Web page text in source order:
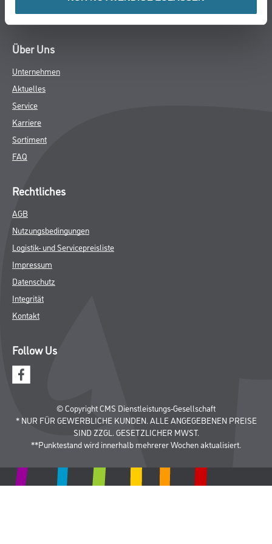
Hersteller
Über Uns
Unternehmen
Aktuelles
Service
Karriere
Sortiment
FAQ
Rechtliches
AGB
Nutzungsbedingungen
Logistik- und Servicepreisliste
Impressum
Datenschutz
Integrität
Kontakt
Follow Us
© Copyright CMS Dienstleistungs-Gesellschaft
* NUR FÜR GEWERBLICHE KUNDEN. ALLE ANGEGEBENEN PREISE
SIND ZZGL. GESETZLICHER MWST.
**Punktestand wird innerhalb mehrerer Wochen aktualisiert.